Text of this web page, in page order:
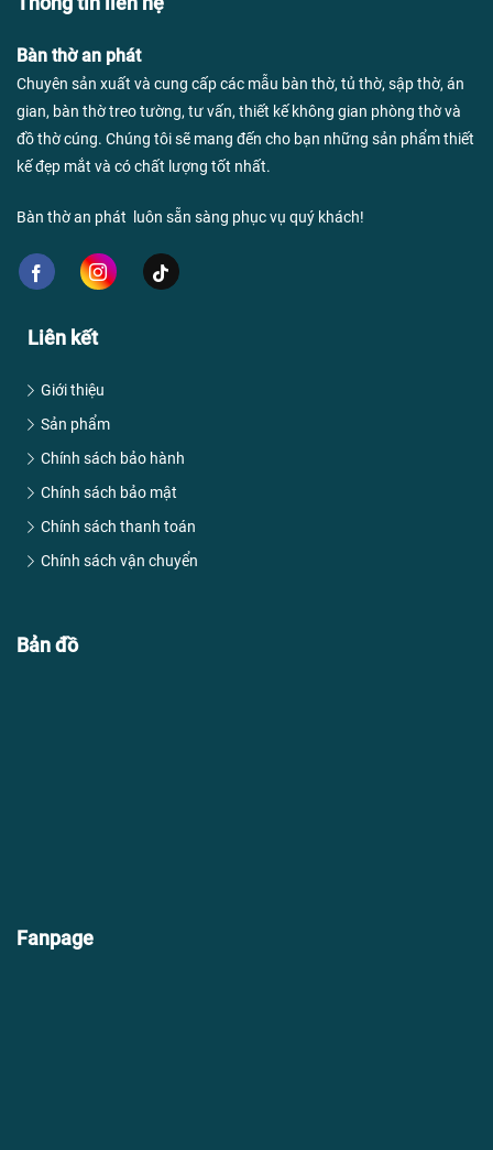
Bàn thờ an phát
Chuyên sản xuất và cung cấp các mẫu bàn thờ, tủ thờ, sập thờ, án
gian, bàn thờ treo tường, tư vấn, thiết kế không gian phòng thờ và
đồ thờ cúng. Chúng tôi sẽ mang đến cho bạn những sản phẩm thiết
kế đẹp mắt và có chất lượng tốt nhất.
Bàn thờ an phát luôn sẵn sàng phục vụ quý khách!
Liên kết
Giới thiệu
Sản phẩm
Chính sách bảo hành
Chính sách bảo mật
Chính sách thanh toán
Chính sách vận chuyển
Bản đồ
Fanpage